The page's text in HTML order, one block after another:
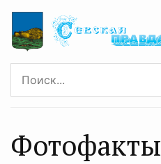
Фотофакты